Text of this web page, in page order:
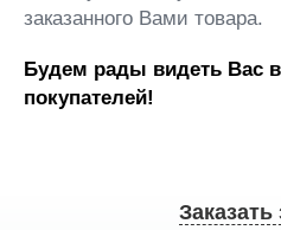
заказанного Вами товара.
Будем рады видеть Вас
покупателей!
Заказать